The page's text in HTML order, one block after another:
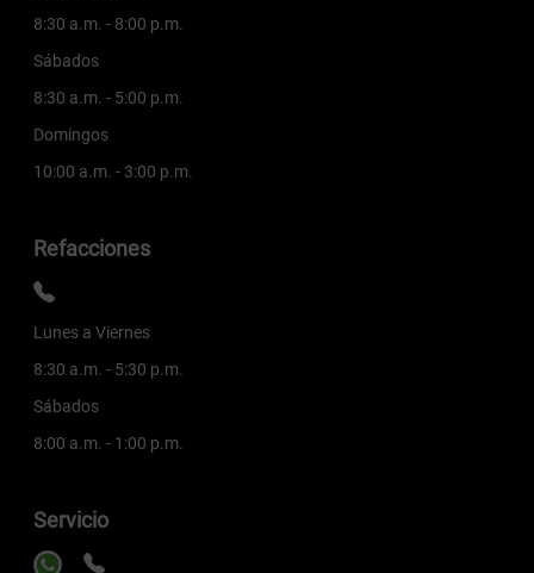
8:30 a.m. - 8:00 p.m.
Sábados
8:30 a.m. - 5:00 p.m.
Domingos
10:00 a.m. - 3:00 p.m.
Refacciones
Lunes a Viernes
8:30 a.m. - 5:30 p.m.
Sábados
8:00 a.m. - 1:00 p.m.
Servicio